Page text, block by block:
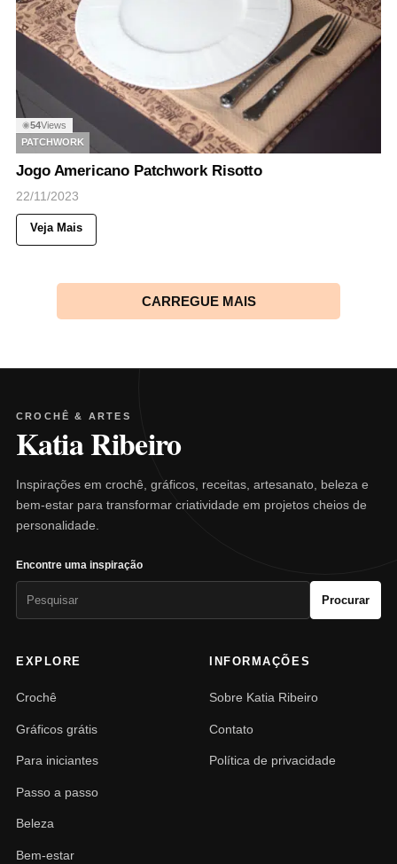
◉54Views
PATCHWORK
Jogo Americano Patchwork Risotto
22/11/2023
Veja Mais
CARREGUE MAIS
CROCHÊ & ARTES
Katia Ribeiro
Inspirações em crochê, gráficos, receitas, artesanato, beleza e
bem-estar para transformar criatividade em projetos cheios de
personalidade.
Encontre uma inspiração
Procurar
EXPLORE
Crochê
Gráficos grátis
Para iniciantes
Passo a passo
Beleza
Bem-estar
INFORMAÇÕES
Sobre Katia Ribeiro
Contato
Política de privacidade